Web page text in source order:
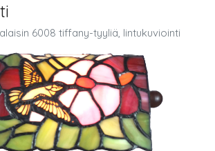
6008 tiffany-tyyliä, lintukuviointi